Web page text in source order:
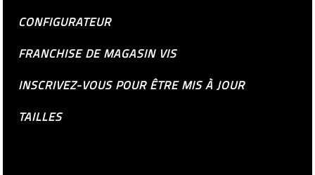
CONFIGURATEUR
FRANCHISE DE MAGASIN VIS
INSCRIVEZ-VOUS POUR ÊTRE MIS À JOUR
TAILLES